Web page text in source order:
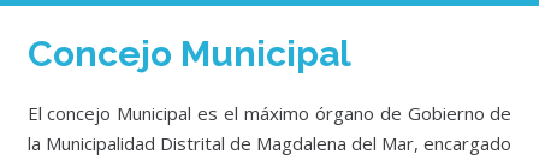
Concejo Municipal
El concejo Municipal es el máximo órgano de Gobierno de
la Municipalidad Distrital de Magdalena del Mar, encargado